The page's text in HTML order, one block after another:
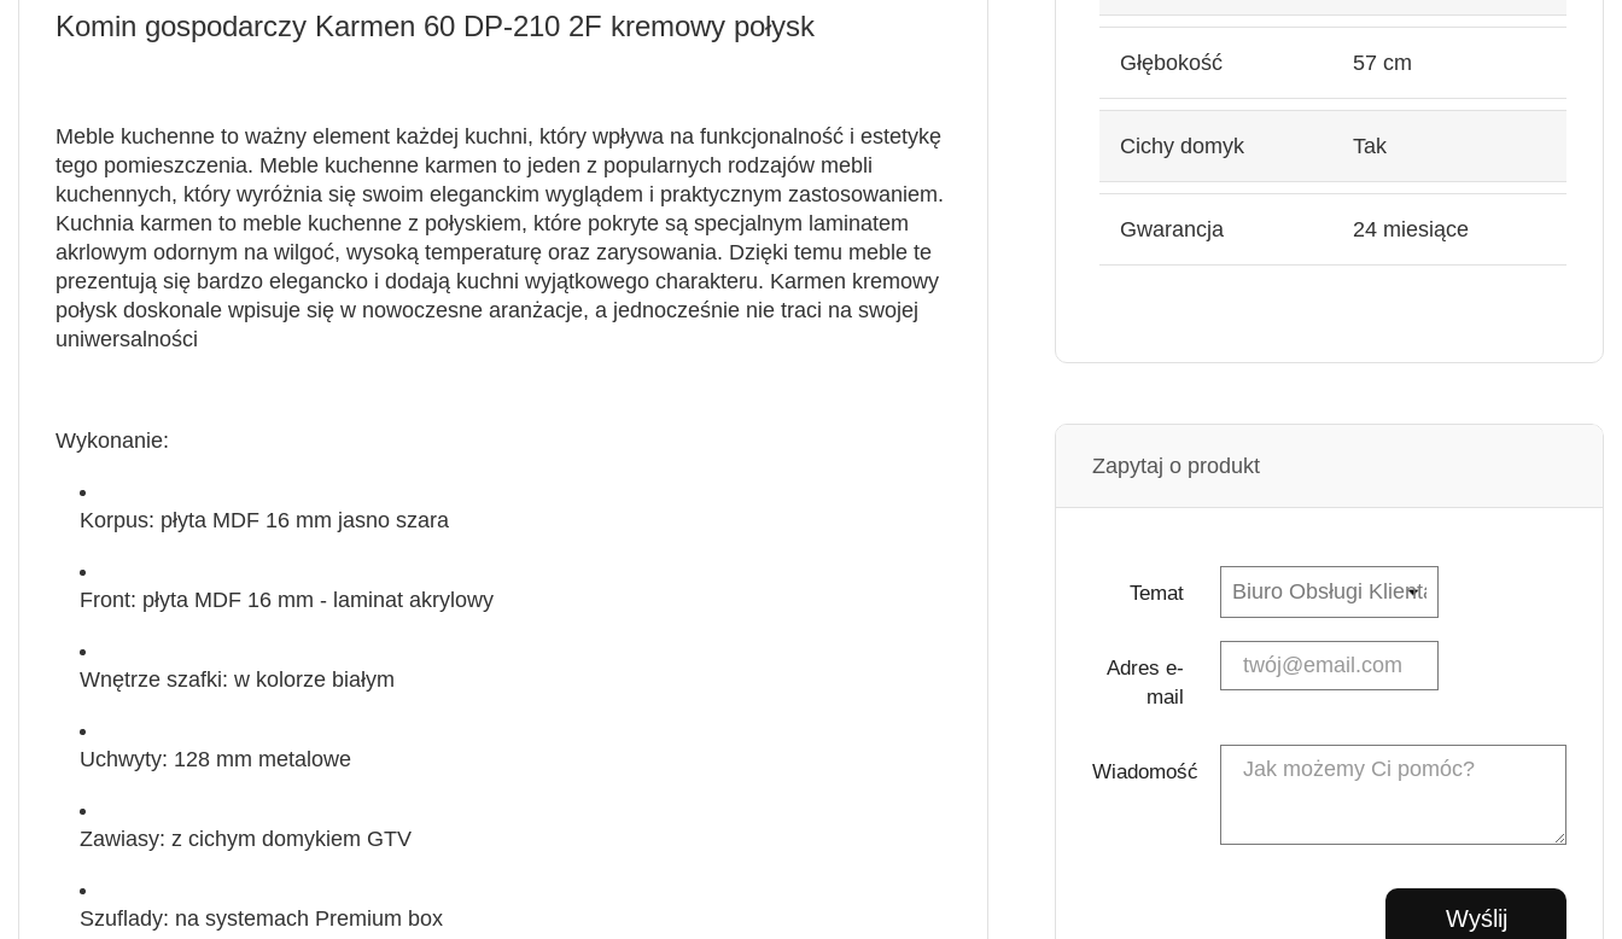
Komin gospodarczy Karmen 60 DP-210 2F kremowy połysk
Meble kuchenne to ważny element każdej kuchni, który wpływa na funkcjonalność i estetykę
tego pomieszczenia. Meble kuchenne karmen to jeden z popularnych rodzajów mebli
kuchennych, który wyróżnia się swoim eleganckim wyglądem i praktycznym zastosowaniem.
Kuchnia karmen to meble kuchenne z połyskiem, które pokryte są specjalnym laminatem
akrlowym odornym na wilgoć, wysoką temperaturę oraz zarysowania. Dzięki temu meble te
prezentują się bardzo elegancko i dodają kuchni wyjątkowego charakteru. Karmen kremowy
połysk doskonale wpisuje się w nowoczesne aranżacje, a jednocześnie nie traci na swojej
uniwersalności
Wykonanie:
Korpus: płyta MDF 16 mm jasno szara
Front: płyta MDF 16 mm - laminat akrylowy
Wnętrze szafki: w kolorze białym
Uchwyty: 128 mm metalowe
Zawiasy: z cichym domykiem GTV
Szuflady: na systemach Premium box
Głębokość 57 cm
Cichy domyk Tak
Gwarancja 24 miesiące
Zapytaj o produkt
Temat
Adres e-
mail
Wiadomość